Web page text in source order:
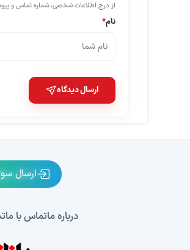
از درج اطلاعات شخصی، شماره تماس و
نام*
ارسال دیدگاه
ارسال
درباره ماتماس با ما